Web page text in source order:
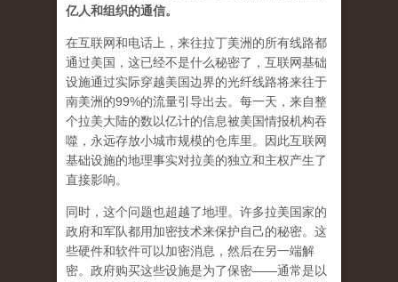
亿人和组织的通信。
在互联网和电话上，来往拉丁美洲的所有线路都
通过美国，这已经不是什么秘密了，互联网基础
设施通过实际穿越美国边界的光纤线路将来往于
南美洲的99%的流量引导出去。每一天，来自整
个拉美大陆的数以亿计的信息被美国情报机构吞
噬，永远存放小城市规模的仓库里。因此互联网
基础设施的地理事实对拉美的独立和主权产生了
直接影响。
同时，这个问题也超越了地理。许多拉美国家的
政府和军​​队都用加密技术来保护自己的秘密。这
些硬件和软件可以加密消息，然后在另一端解
密。政府购买这些设施是为了保密——通常是以